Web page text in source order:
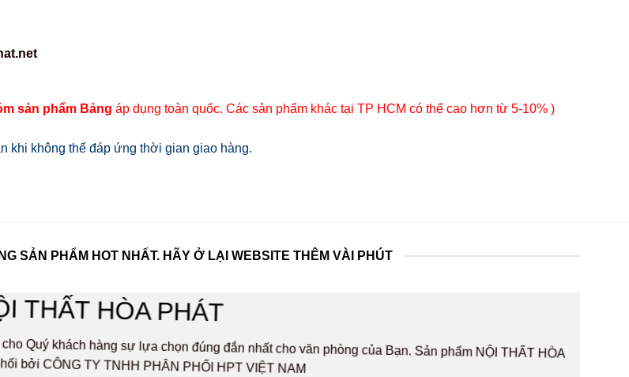
sản phẩm Bảng áp dụng toàn quốc. Các sản phẩm khác tại TP HCM có thể cao hơn từ 5-10% )
khi không thể đáp ứng thời gian giao hàng.
SẢN PHẨM HOT NHẤT. HÃY Ở LẠI WEBSITE THÊM VÀI PHÚT
THẤT HÒA PHÁT
Quý khách hàng sự lựa chọn đúng đắn nhất cho văn phòng của Bạn. Sản phẩm NỘI THẤT HÒA
bởi CÔNG TY TNHH PHÂN PHỐI HPT VIỆT NAM